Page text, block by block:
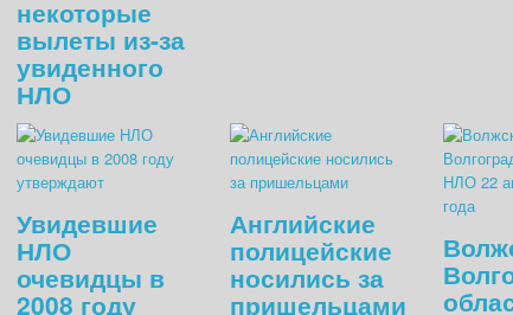
некоторые
вылеты из-за
увиденного
НЛО
Увидевшие
НЛО
очевидцы в
2008 году
Английские
полицейские
носились за
пришельцами